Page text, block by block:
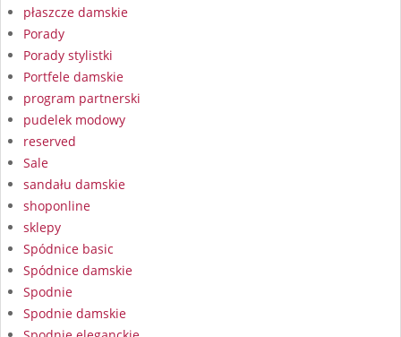
płaszcze damskie
Porady
Porady stylistki
Portfele damskie
program partnerski
pudelek modowy
reserved
Sale
sandału damskie
shoponline
sklepy
Spódnice basic
Spódnice damskie
Spodnie
Spodnie damskie